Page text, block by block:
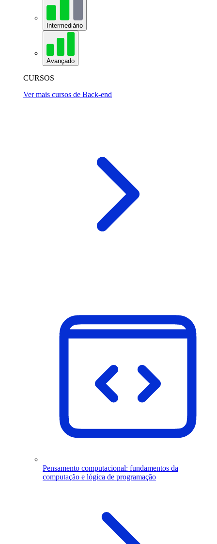
Intermediário
Avançado
CURSOS
Ver mais cursos de Back-end
Pensamento computacional: fundamentos da
computação e lógica de programação